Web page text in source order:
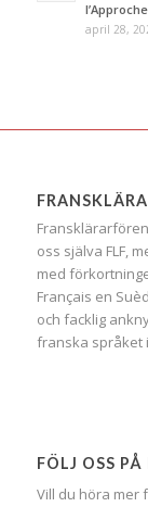
april 28,
oss själva FLF,
med
Français en
och facklig
franska språket
FÖLJ OSS PÅ
Vill du höra mer